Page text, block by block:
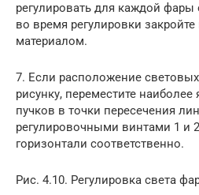
регулировать для каждой фары
во время регулировки
материалом.
7. Если расположение световых
рисунку, переместите
пучков в точки пересечения
регулировочными винтами 1 и
горизонтали соответственно.
Рис. 4.10. Регулировка света